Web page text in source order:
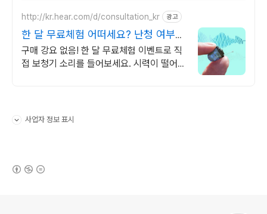
http://kr.hear.com/d/consultation_kr 광고
한 달 무료체험 어떠세요? 난청 여부
알려주는 무료체험
구매 강요 없음! 한 달 무료체험 이벤트로 직
접 보청기 소리를 들어보세요. 시력이 떨어지
사업자 정보 표시